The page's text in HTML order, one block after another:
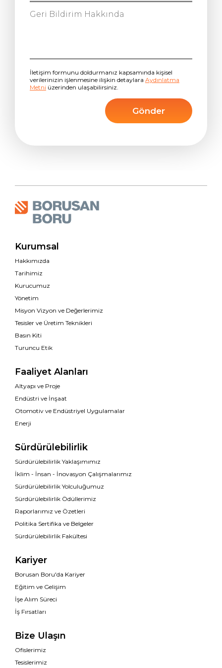
İletişim formunu doldurmanız kapsamında kişisel
verilerinizin işlenmesine ilişkin detaylara Aydınlatma
Metni üzerinden ulaşabilirsiniz.
Kurumsal
Hakkımızda
Tarihimiz
Kurucumuz
Yönetim
Misyon Vizyon ve Değerlerimiz
Tesisler ve Üretim Teknikleri
Basın Kiti
Turuncu Etik
Faaliyet Alanları
Altyapı ve Proje
Endüstri ve İnşaat
Otomotiv ve Endüstriyel Uygulamalar
Enerji
Sürdürülebilirlik
Sürdürülebilirlik Yaklaşımımız
İklim - İnsan - İnovasyon Çalışmalarımız
Sürdürülebilirlik Yolculuğumuz
Sürdürülebilirlik Ödüllerimiz
Raporlarımız ve Özetleri
Politika Sertifika ve Belgeler
Sürdürülebilirlik Fakültesi
Kariyer
Borusan Boru'da Kariyer
Eğitim ve Gelişim
İşe Alım Süreci
İş Fırsatları
Bize Ulaşın
Ofislerimiz
Tesislerimiz